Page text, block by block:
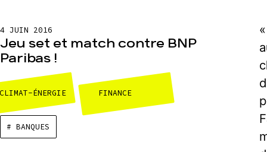
4 JUIN 2016
Jeu set et match contre BNP
Paribas !
ÉNERGIE FINANCE
# BANQUES